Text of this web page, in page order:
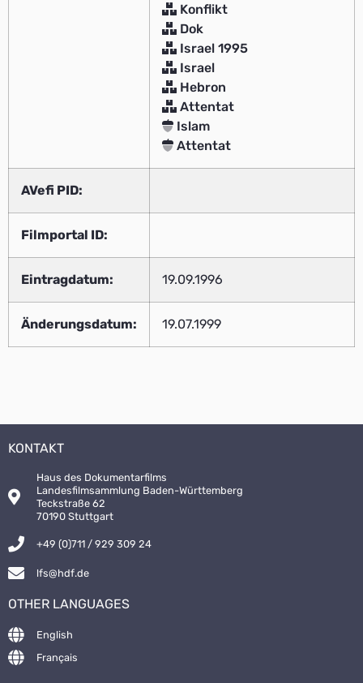
Konflikt
Dok
Israel 1995
Israel
Hebron
Attentat
Islam
Attentat
AVefi PID:
Filmportal ID:
Eintragdatum: 19.09.1996
Änderungsdatum: 19.07.1999
KONTAKT
Haus des Dokumentarfilms
Landesfilmsammlung Baden-Württemberg
Teckstraße 62
70190 Stuttgart
+49 (0)711 / 929 309 24
lfs@hdf.de
OTHER LANGUAGES
English
Français